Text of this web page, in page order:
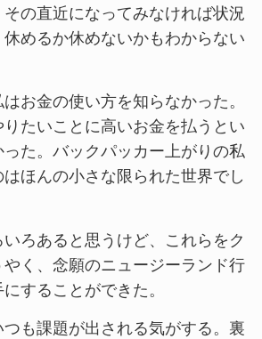
の直近になってみなければ状況
めるか休めないかもわからない
お金の使い方を知らなかった。
たいことに高いお金を払うとい
た。バックパッカー上がりの私
ほんの小さな限られた世界でし
ろあると思うけど、これらをク
やく、念願のニュージーランド行
することができた。
も課題が出される気がする。裏